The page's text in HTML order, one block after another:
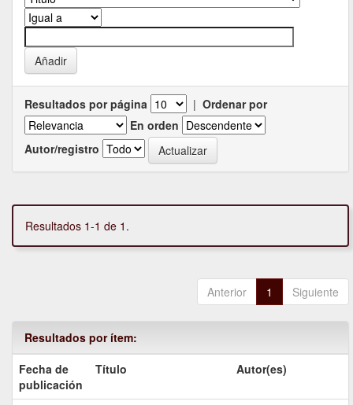
Resultados por página | Ordenar por
En orden
Autor/registro
Resultados 1-1 de 1.
Anterior 1 Siguiente
Resultados por ítem:
Fecha de
publicación
Título Autor(es)